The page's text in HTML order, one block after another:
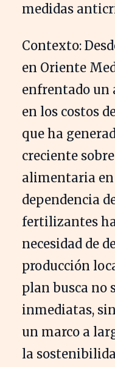
medidas
Contexto:
en Oriente
enfrentado
en los costos
que ha
creciente
alimentaria en
dependencia
fertilizantes
necesidad de
producción
plan busca no
inmediatas,
un marco a
la